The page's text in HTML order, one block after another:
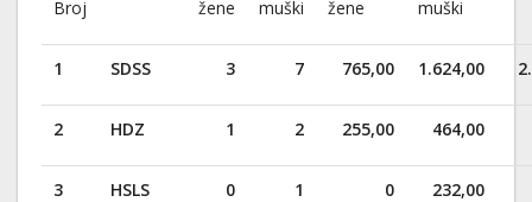
Broj žene muški žene muški
1 SDSS 3 7 765,00 1.624,00
2 HDZ 1 2 255,00 464,00
3 HSLS 0 1 0 232,00